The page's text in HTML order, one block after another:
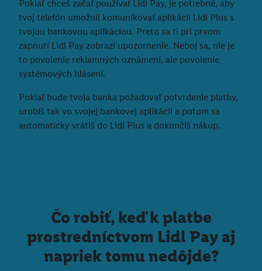
Pokiaľ chceš začať používať Lidl Pay, je potrebné, aby
tvoj telefón umožnil komunikovať aplikácii Lidl Plus s
tvojou bankovou aplikáciou. Preto sa ti pri prvom
zapnutí Lidl Pay zobrazí upozornenie. Neboj sa, nie je
to povolenie reklamných oznámení, ale povolenie
systémových hlásení.
Pokiaľ bude tvoja banka požadovať potvrdenie platby,
urobíš tak vo svojej bankovej aplikácii a potom sa
automaticky vrátiš do Lidl Plus a dokončíš nákup.
Čo robiť, keď k platbe
prostredníctvom Lidl Pay aj
napriek tomu nedôjde?
používanie potrebných technológií. Kliknutím na "
Súhlasím
vyjadríte súhlas so spracúvaním na všetky vyššie uvedené účely.
Ďalšie informácie vrátane informácií o dobe uchovávania
údajov a Vašom práve kedykoľvek odvolať súhlas s účinnosťou
do budúcnosti nájdete v našich
zásadách ochrany osobných
údajov
Imprint nájdete tu.